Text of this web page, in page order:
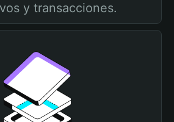
y transacciones.